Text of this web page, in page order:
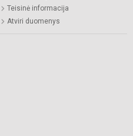
Teisinė informacija
Atviri duomenys